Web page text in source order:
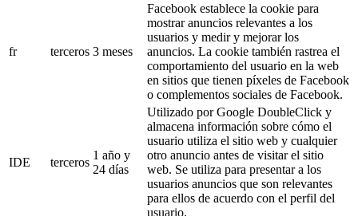
fr terceros 3 meses
Facebook establece la cookie para
mostrar anuncios relevantes a los
usuarios y medir y mejorar los
anuncios. La cookie también rastrea el
comportamiento del usuario en la web
en sitios que tienen píxeles de Facebook
o complementos sociales de Facebook.
IDE terceros
1 año y
24 días
Utilizado por Google DoubleClick y
almacena información sobre cómo el
usuario utiliza el sitio web y cualquier
otro anuncio antes de visitar el sitio
web. Se utiliza para presentar a los
usuarios anuncios que son relevantes
para ellos de acuerdo con el perfil del
usuario.